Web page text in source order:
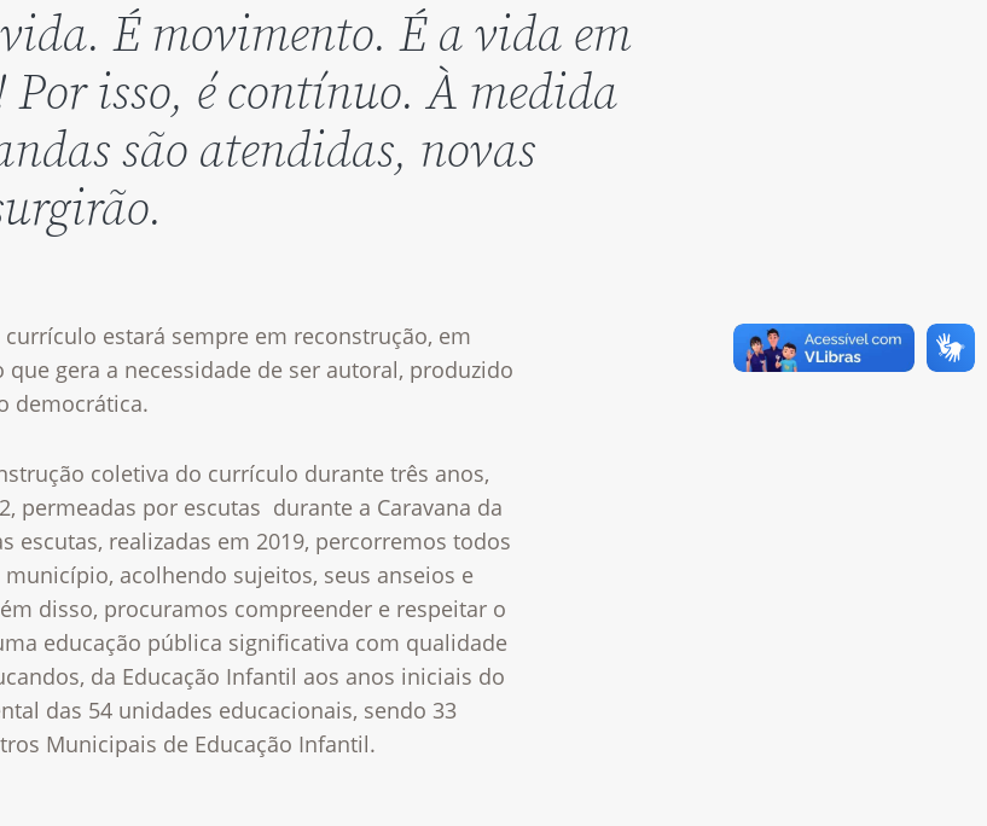
É movimento. É a vida em
isso, é contínuo. À medida
são atendidas, novas
currículo estará sempre em reconstrução, em
gera a necessidade de ser autoral, produzido
democrática.
coletiva do currículo durante três anos,
permeadas por escutas durante a Caravana da
escutas, realizadas em 2019, percorremos todos
acolhendo sujeitos, seus anseios e
disso, procuramos compreender e respeitar o
educação pública significativa com qualidade
da Educação Infantil aos anos iniciais do
das 54 unidades educacionais, sendo 33
Municipais de Educação Infantil.